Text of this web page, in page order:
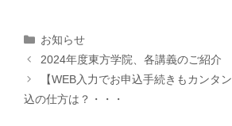
カ
テ
リ
ー
お知らせ
2024年度東方学院、各講義のご紹介
【WEB入力でお申込手続きもカンタ
込の仕方は？・・・